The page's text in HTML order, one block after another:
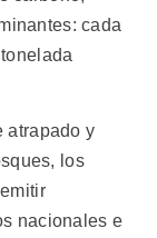
cada
atrapado y
los
nacionales e